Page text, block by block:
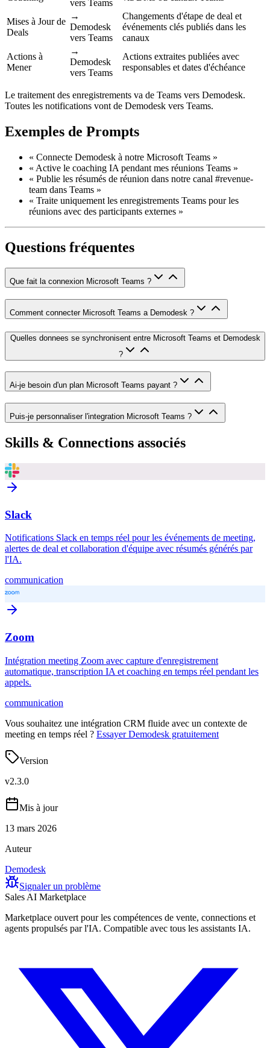
vers Teams
Mises à Jour de
Deals
→
Demodesk
vers Teams
Changements d'étape de deal et
événements clés publiés dans les
canaux
Actions à
Mener
→
Demodesk
vers Teams
Actions extraites publiées avec
responsables et dates d'échéance
Le traitement des enregistrements va de Teams vers Demodesk.
Toutes les notifications vont de Demodesk vers Teams.
Exemples de Prompts
« Connecte Demodesk à notre Microsoft Teams »
« Active le coaching IA pendant mes réunions Teams »
« Publie les résumés de réunion dans notre canal #revenue-
team dans Teams »
« Traite uniquement les enregistrements Teams pour les
réunions avec des participants externes »
Questions fréquentes
Que fait la connexion Microsoft Teams ?
Comment connecter Microsoft Teams a Demodesk ?
Quelles donnees se synchronisent entre Microsoft Teams et Demodesk
?
Ai-je besoin d'un plan Microsoft Teams payant ?
Puis-je personnaliser l'integration Microsoft Teams ?
Skills & Connections associés
Slack
Notifications Slack en temps réel pour les événements de meeting,
alertes de deal et collaboration d'équipe avec résumés générés par
l'IA.
communication
Zoom
Intégration meeting Zoom avec capture d'enregistrement
automatique, transcription IA et coaching en temps réel pendant les
appels.
communication
Vous souhaitez une intégration CRM fluide avec un contexte de
meeting en temps réel ? Essayer Demodesk gratuitement
Version
v2.3.0
Mis à jour
13 mars 2026
Auteur
Demodesk
Signaler un problème
Sales AI Marketplace
Marketplace ouvert pour les compétences de vente, connections et
agents propulsés par l'IA. Compatible avec tous les assistants IA.